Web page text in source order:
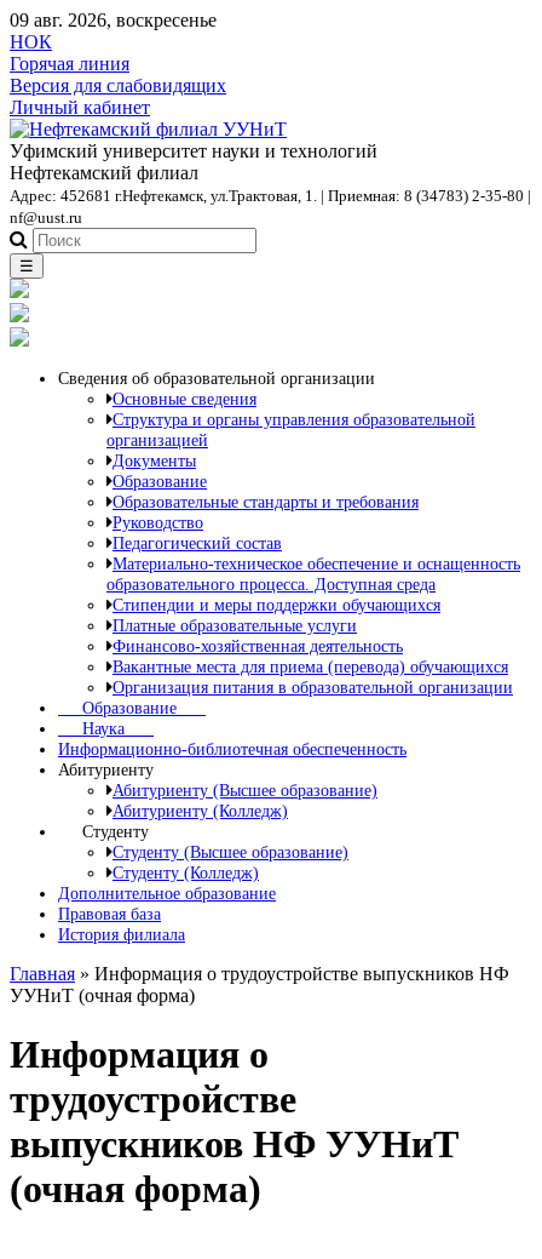
09 авг. 2026, воскресенье
НОК
Горячая линия
Версия для слабовидящих
Личный кабинет
Уфимский университет науки и технологий
Нефтекамский филиал
Адрес: 452681 г.Нефтекамск, ул.Трактовая, 1. | Приемная: 8 (34783) 2-35-80 |
nf@uust.ru
☰
Сведения об образовательной организации
Основные сведения
Структура и органы управления образовательной
организацией
Документы
Образование
Образовательные стандарты и требования
Руководство
Педагогический состав
Материально-техническое обеспечение и оснащенность
образовательного процесса. Доступная среда
Стипендии и меры поддержки обучающихся
Платные образовательные услуги
Финансово-хозяйственная деятельность
Вакантные места для приема (перевода) обучающихся
Организация питания в образовательной организации
Образование
Наука
Информационно-библиотечная обеспеченность
Абитуриенту
Абитуриенту (Высшее образование)
Абитуриенту (Колледж)
Студенту
Студенту (Высшее образование)
Студенту (Колледж)
Дополнительное образование
Правовая база
История филиала
Главная » Информация о трудоустройстве выпускников НФ
УУНиТ (очная форма)
Информация о
трудоустройстве
выпускников НФ УУНиТ
(очная форма)